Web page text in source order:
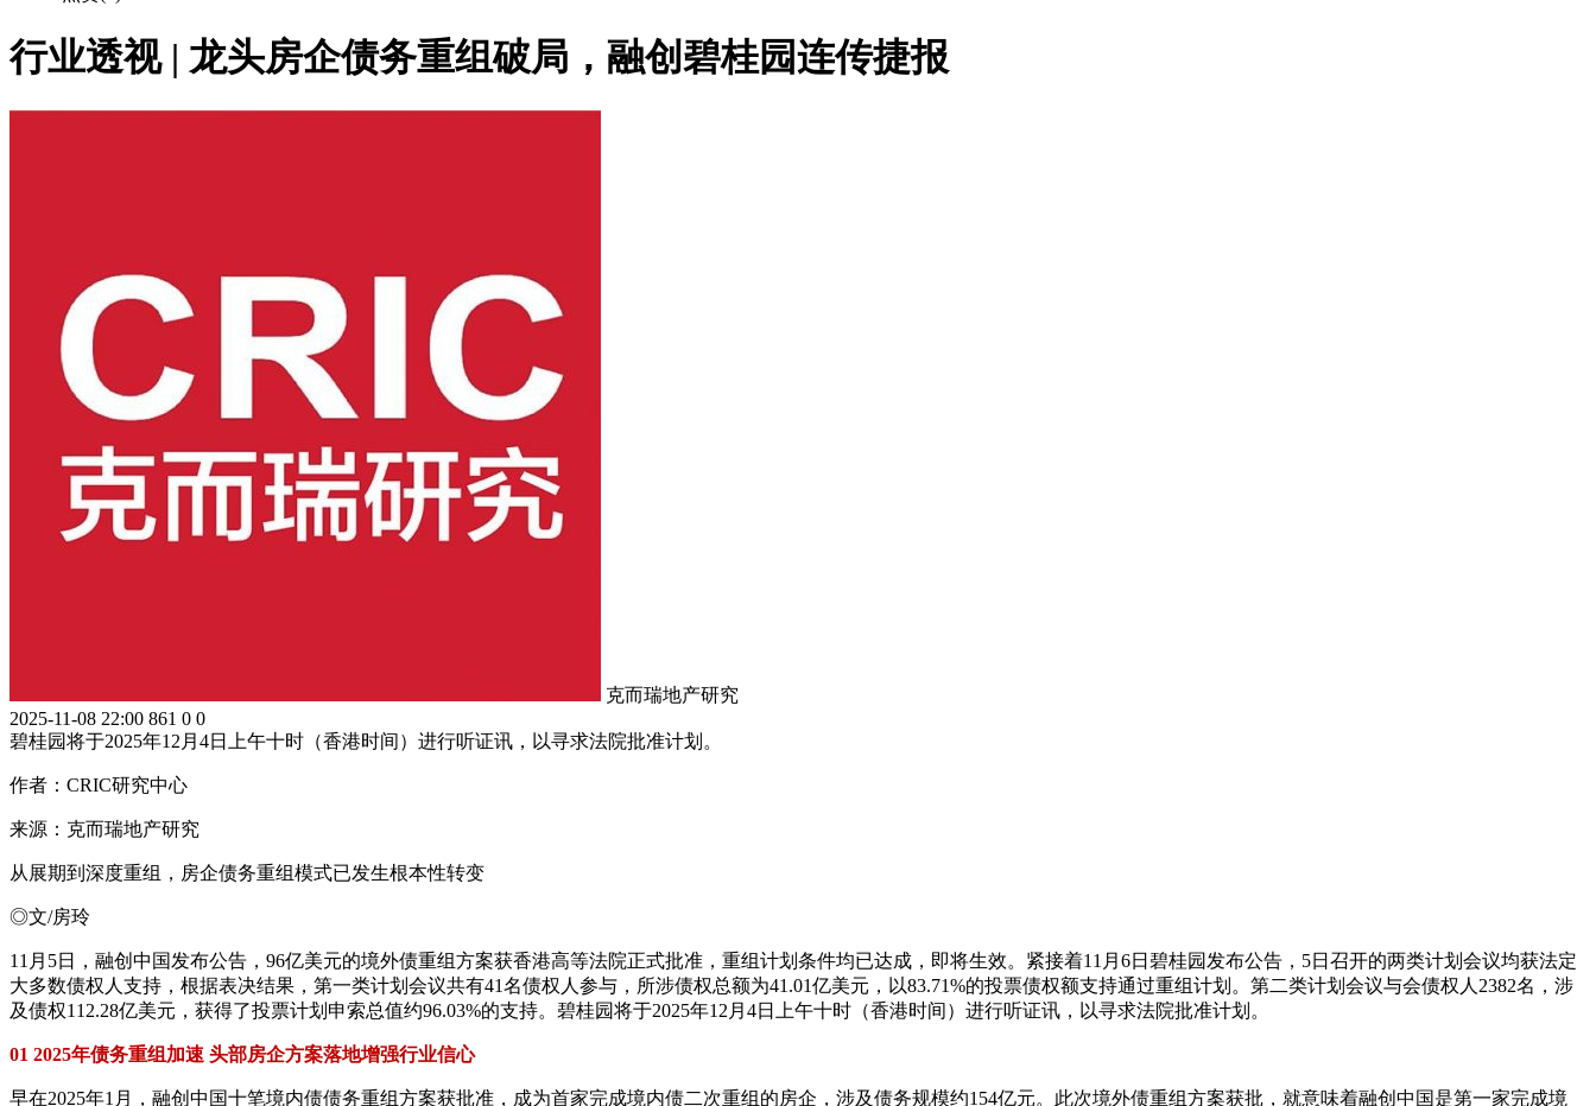
行业透视 | 龙头房企债务重组破局，融创碧桂园连传捷报
克而瑞地产研究
2025-11-08 22:00 861 0 0
碧桂园将于2025年12月4日上午十时（香港时间）进行听证讯，以寻求法院批准计划。
作者：CRIC研究中心
来源：克而瑞地产研究
从展期到深度重组，房企债务重组模式已发生根本性转变
◎文/房玲
11月5日，融创中国发布公告，96亿美元的境外债重组方案获香港高等法院正式批准，重组计划条件均已达成，即将生效。紧接着11月6日碧桂园发布公告，5日召开的两类计划会议均获法定
大多数债权人支持，根据表决结果，第一类计划会议共有41名债权人参与，所涉债权总额为41.01亿美元，以83.71%的投票债权额支持通过重组计划。第二类计划会议与会债权人2382名，涉
及债权112.28亿美元，获得了投票计划申索总值约96.03%的支持。碧桂园将于2025年12月4日上午十时（香港时间）进行听证讯，以寻求法院批准计划。
01 2025年债务重组加速 头部房企方案落地增强行业信心
早在2025年1月，融创中国十笔境内债债务重组方案获批准，成为首家完成境内债二次重组的房企，涉及债务规模约154亿元。此次境外债重组方案获批，就意味着融创中国是第一家完成境